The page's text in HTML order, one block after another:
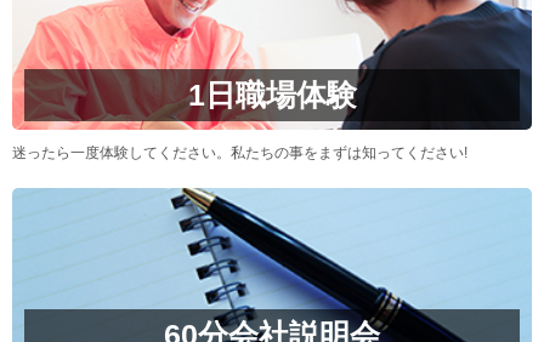
1日職場体験
迷ったら一度体験してください。私たちの事をまずは知ってください!
60分会社説明会